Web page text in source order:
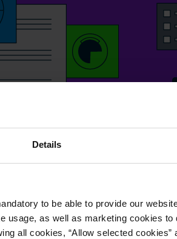
Details
to be able to provide our
usage, as well as marketing cookies
all cookies, “Allow selected